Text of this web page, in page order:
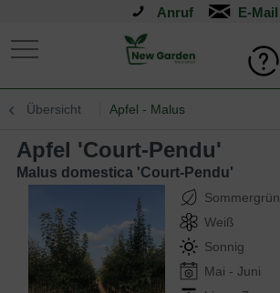
Anruf
Übersicht Apfel - Malus
Apfel 'Court-Pendu'
Malus domestica 'Court-Pendu'
Sommergrün
Weiß
Sonnig
Mai - Juni